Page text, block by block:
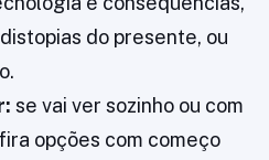
do presente, ou
se vai ver sozinho ou com
opções com começo